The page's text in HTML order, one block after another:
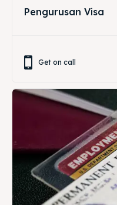
Pengurusan Visa
Get on call